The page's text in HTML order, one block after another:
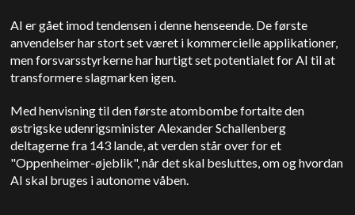
AI er gået imod tendensen i denne henseende. De første
anvendelser har stort set været i kommercielle applikationer,
men forsvarsstyrkerne har hurtigt set potentialet for AI til at
transformere slagmarken igen.
Med henvisning til den første atombombe fortalte den
østrigske udenrigsminister Alexander Schallenberg
deltagerne fra 143 lande, at verden står over for et
"Oppenheimer-øjeblik", når det skal besluttes, om og hvordan
AI skal bruges i autonome våben.